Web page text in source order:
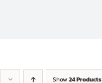
Show24 Products